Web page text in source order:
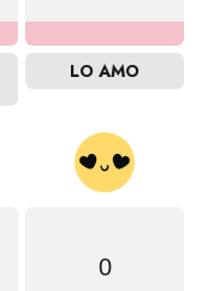
LO AMO
0